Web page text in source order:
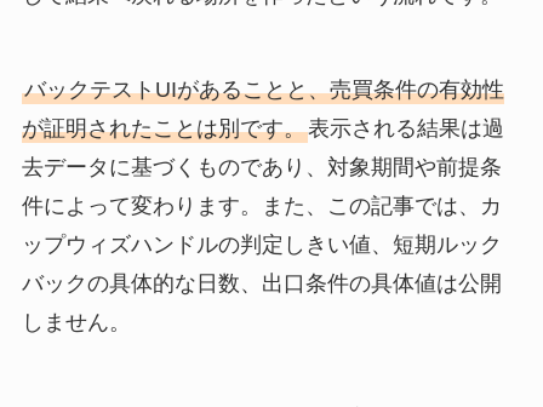
バックテストUIがあることと、売買条件の有効性
が証明されたことは別です。表示される結果は過
去データに基づくものであり、対象期間や前提条
件によって変わります。また、この記事では、カ
ップウィズハンドルの判定しきい値、短期ルック
バックの具体的な日数、出口条件の具体値は公開
しません。